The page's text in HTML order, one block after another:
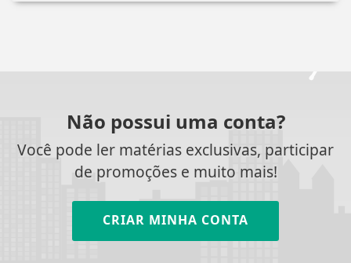
Não possui uma conta?
Você pode ler matérias exclusivas, participar
de promoções e muito mais!
CRIAR MINHA CONTA